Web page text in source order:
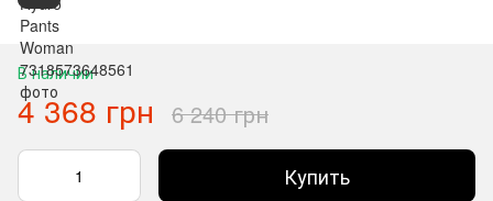
В наличии
4 368 грн 6 240 грн
Купить